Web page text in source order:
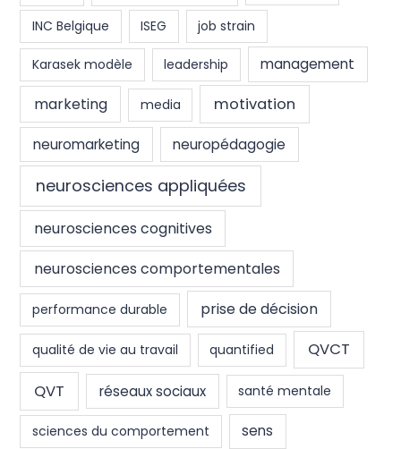
INC Belgique ISEG job strain
Karasek modèle leadership management
marketing media motivation
neuromarketing neuropédagogie
neurosciences appliquées
neurosciences cognitives
neurosciences comportementales
performance durable prise de décision
qualité de vie au travail quantified QVCT
QVT réseaux sociaux santé mentale
sciences du comportement sens